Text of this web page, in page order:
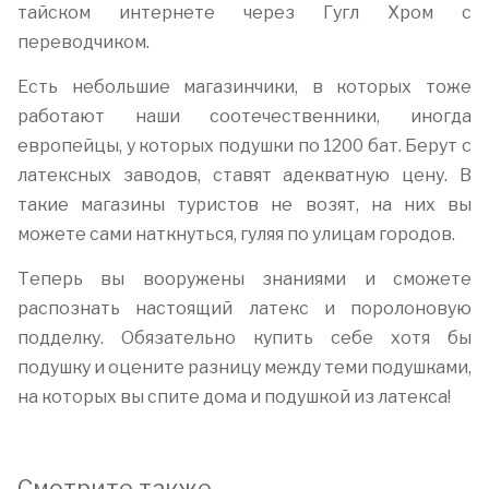
тайском интернете через Гугл Хром с
переводчиком.
Есть небольшие магазинчики, в которых тоже
работают наши соотечественники, иногда
европейцы, у которых подушки по 1200 бат. Берут с
латексных заводов, ставят адекватную цену. В
такие магазины туристов не возят, на них вы
можете сами наткнуться, гуляя по улицам городов.
Теперь вы вооружены знаниями и сможете
распознать настоящий латекс и поролоновую
подделку. Обязательно купить себе хотя бы
подушку и оцените разницу между теми подушками,
на которых вы спите дома и подушкой из латекса!